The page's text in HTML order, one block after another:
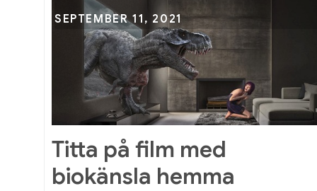
Posted
SEPTEMBER 11, 2021
Titta på film med
biokänsla hemma